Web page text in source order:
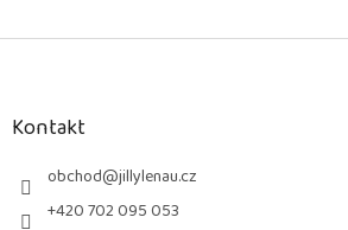
Z
Kontakt
obchod@jillylenau.cz
+420 702 095 053